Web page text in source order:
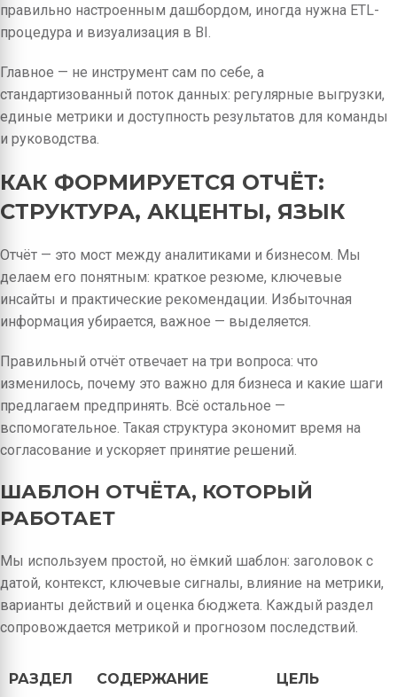
правильно настроенным дашбордом, иногда нужна ETL-
процедура и визуализация в BI.
Главное — не инструмент сам по себе, а
стандартизованный поток данных: регулярные выгрузки,
единые метрики и доступность результатов для команды
и руководства.
КАК ФОРМИРУЕТСЯ ОТЧЁТ:
СТРУКТУРА, АКЦЕНТЫ, ЯЗЫК
Отчёт — это мост между аналитиками и бизнесом. Мы
делаем его понятным: краткое резюме, ключевые
инсайты и практические рекомендации. Избыточная
информация убирается, важное — выделяется.
Правильный отчёт отвечает на три вопроса: что
изменилось, почему это важно для бизнеса и какие шаги
предлагаем предпринять. Всё остальное —
вспомогательное. Такая структура экономит время на
согласование и ускоряет принятие решений.
ШАБЛОН ОТЧЁТА, КОТОРЫЙ
РАБОТАЕТ
Мы используем простой, но ёмкий шаблон: заголовок с
датой, контекст, ключевые сигналы, влияние на метрики,
варианты действий и оценка бюджета. Каждый раздел
сопровождается метрикой и прогнозом последствий.
РАЗДЕЛ СОДЕРЖАНИЕ ЦЕЛЬ